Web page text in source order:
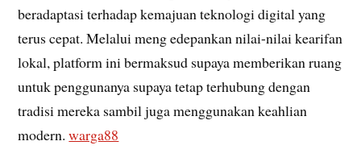
beradaptasi terhadap kemajuan teknologi digital yang
terus cepat. Melalui meng edepankan nilai-nilai kearifan
lokal, platform ini bermaksud supaya memberikan ruang
untuk penggunanya supaya tetap terhubung dengan
tradisi mereka sambil juga menggunakan keahlian
modern.warga88